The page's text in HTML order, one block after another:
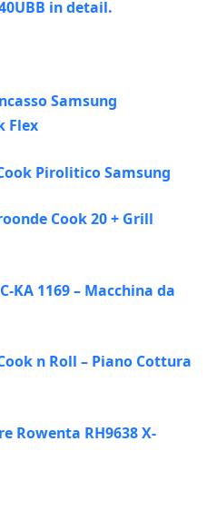
Samsung
Flex
Pirolitico Samsung
Cook 20 + Grill
KA 1169 – Macchina da
n Roll – Piano Cottura
Rowenta RH9638 X-